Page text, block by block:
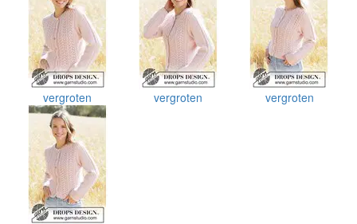
vergroten vergroten vergroten